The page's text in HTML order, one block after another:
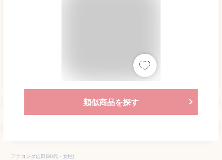
類似商品を探す
アナコンダ山田(30代・女性)